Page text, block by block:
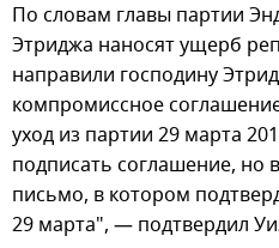
По словам главы партии
Этриджа наносят ущерб
направили господину
компромиссное
уход из партии 29 марта
подписать соглашение, но
письмо, в котором
29 марта", — подтвердил